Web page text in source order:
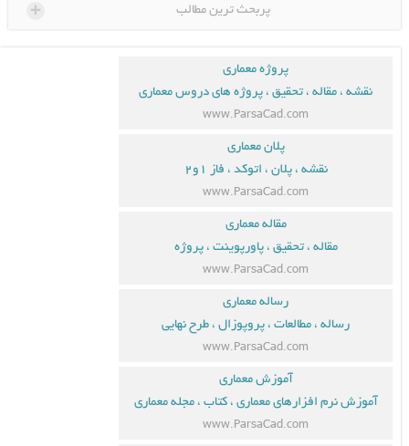
پربحث ترین مطالب +
پروژه معماری
نقشه ، مقاله ، تحقیق ، پروژه های دروس معماری
www.ParsaCad.com
پلان معماری
نقشه ، پلان ، اتوکد ، فاز ۱و۲
www.ParsaCad.com
مقاله معماری
مقاله ، تحقیق ، پاورپوینت ، پروژه
www.ParsaCad.com
رساله معماری
رساله ، مطالعات ، پروپوزال ، طرح نهایی
www.ParsaCad.com
آموزش معماری
آموزش نرم افزارهای معماری ، کتاب ، مجله معماری
www.ParsaCad.com